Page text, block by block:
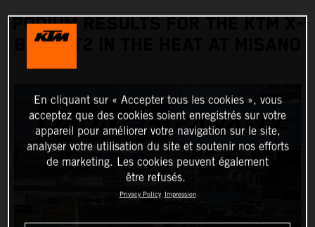
PODIUM RESULTS FOR THE KTM X-
BOW GT2 IN THE HEAT AT MISANO
En cliquant sur « Accepter tous les cookies », vous
acceptez que des cookies soient enregistrés sur votre
appareil pour améliorer votre navigation sur le site,
analyser votre utilisation du site et soutenir nos efforts
de marketing. Les cookies peuvent également
être refusés.
Privacy Policy Impression